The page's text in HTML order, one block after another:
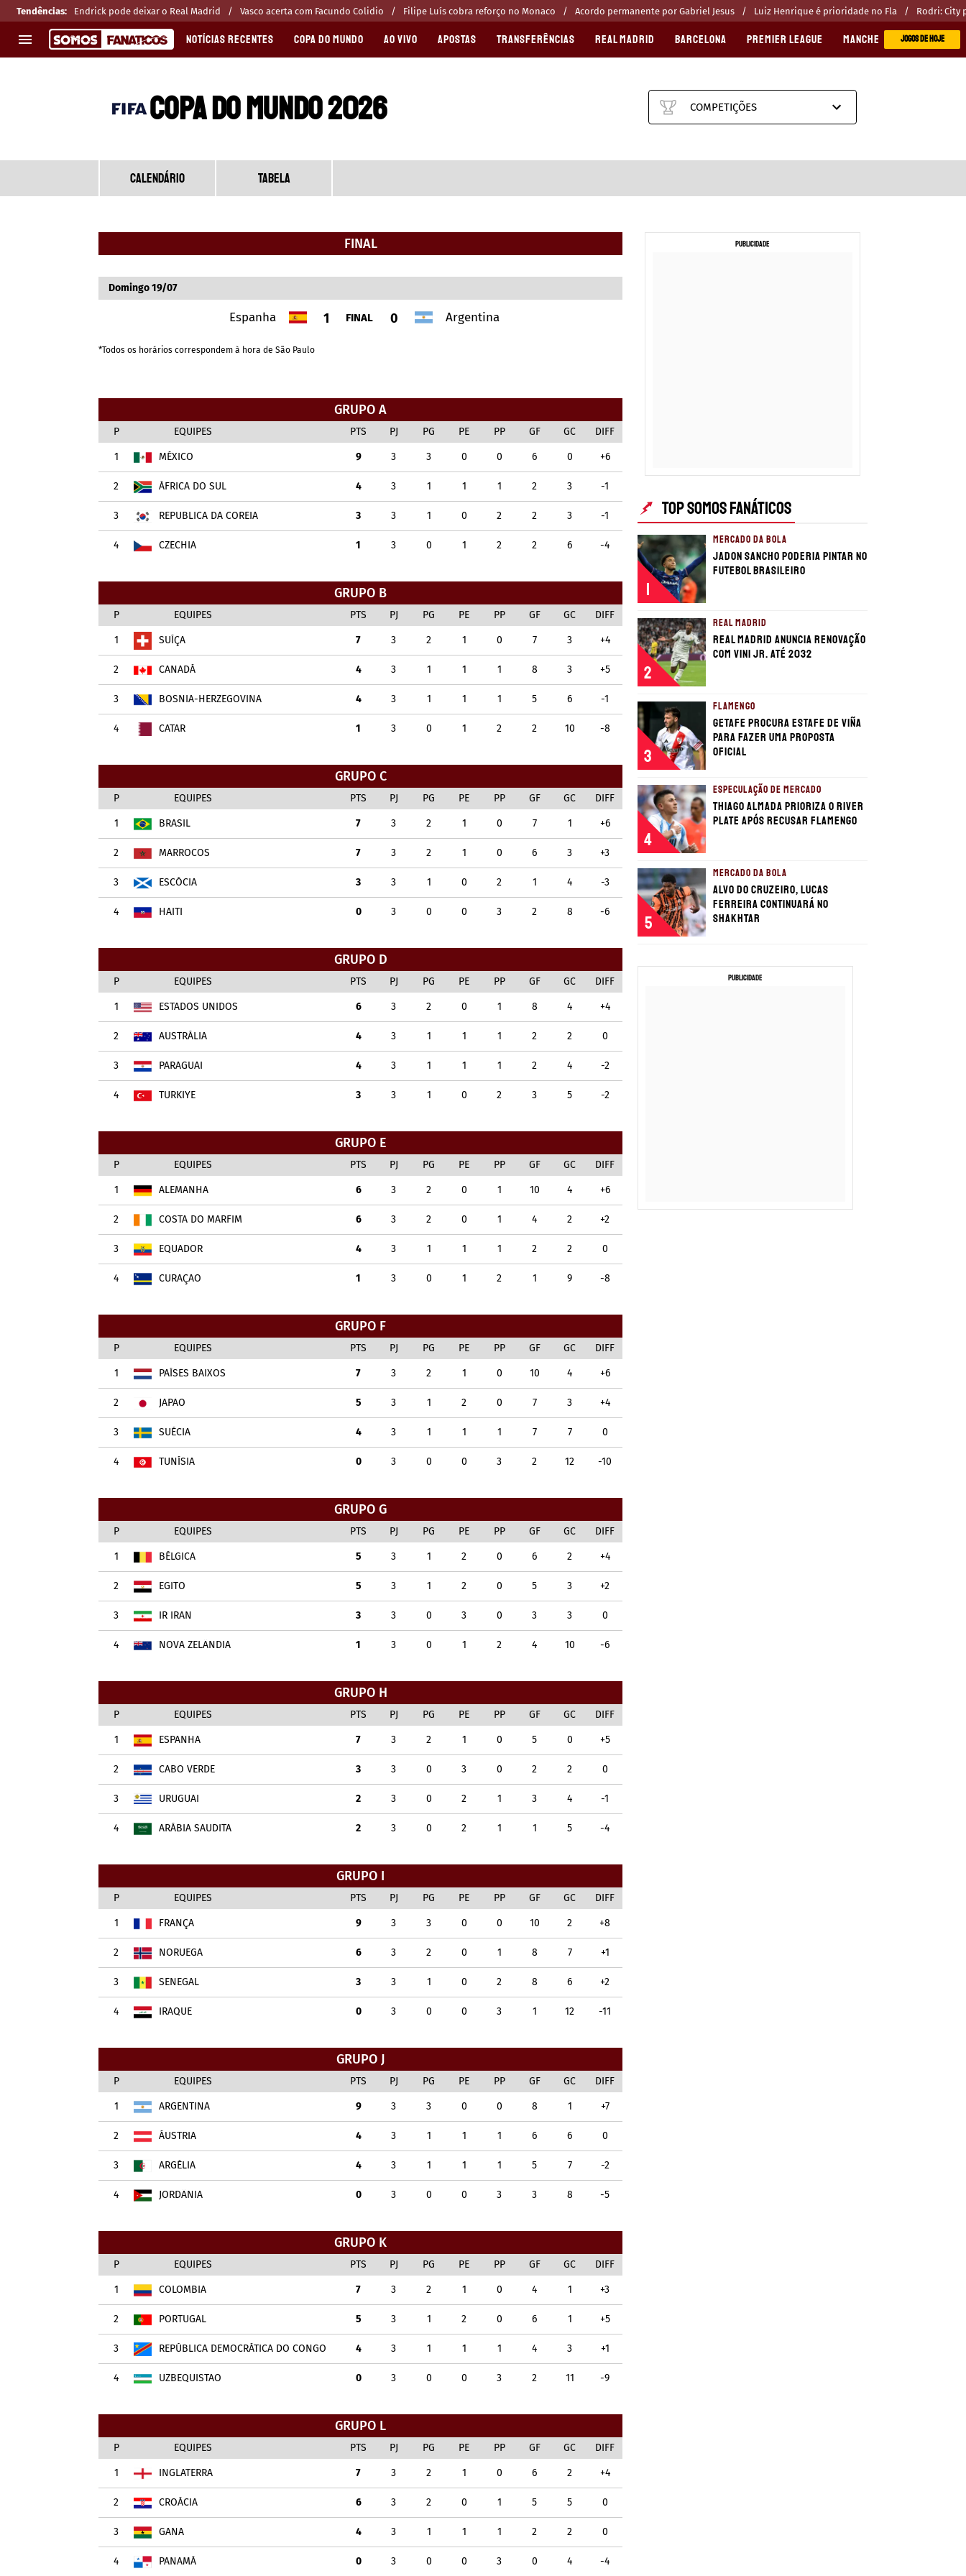
Tendências: Endrick pode deixar o Real Madrid Vasco acerta com Facundo Colidio Filipe Luís cobra reforço no Monaco Acordo permanente por Gabriel Jesus Luiz Henrique é prioridade no Fla Rodri: City
NOTÍCIAS RECENTES COPA DO MUNDO AO VIVO APOSTAS TRANSFERÊNCIAS REAL MADRID BARCELONA PREMIER LEAGUE MANCHESTER CITYJOGOS DE HOJE
CHAMPIONS LEAGUE
SERIE A
EUROPA LEAGUE
Melhores sites de apostas 2025
CÓDIGOS e OFERTAS
APPS
COPA DO MUNDO 2026 COMPETIÇÕES
CALENDÁRIO TABELA
FINAL
Domingo 19/07
Espanha 1 FINAL 0 Argentina
*Todos os horários correspondem à hora de São Paulo
GRUPO A
P EQUIPES PTS PJ PG PE PP GF GC DIFF
1 MÉXICO 9 3 3 0 0 6 0 +6
2 ÁFRICA DO SUL 4 3 1 1 1 2 3 -1
3 REPUBLICA DA COREIA 3 3 1 0 2 2 3 -1
4 CZECHIA 1 3 0 1 2 2 6 -4
GRUPO B
P EQUIPES PTS PJ PG PE PP GF GC DIFF
1 SUÍÇA 7 3 2 1 0 7 3 +4
2 CANADÁ 4 3 1 1 1 8 3 +5
3 BOSNIA-HERZEGOVINA 4 3 1 1 1 5 6 -1
4 CATAR 1 3 0 1 2 2 10 -8
GRUPO C
P EQUIPES PTS PJ PG PE PP GF GC DIFF
1 BRASIL 7 3 2 1 0 7 1 +6
2 MARROCOS 7 3 2 1 0 6 3 +3
3 ESCÓCIA 3 3 1 0 2 1 4 -3
4 HAITI 0 3 0 0 3 2 8 -6
GRUPO D
P EQUIPES PTS PJ PG PE PP GF GC DIFF
1 ESTADOS UNIDOS 6 3 2 0 1 8 4 +4
2 AUSTRÁLIA 4 3 1 1 1 2 2 0
3 PARAGUAI 4 3 1 1 1 2 4 -2
4 TÜRKIYE 3 3 1 0 2 3 5 -2
GRUPO E
P EQUIPES PTS PJ PG PE PP GF GC DIFF
1 ALEMANHA 6 3 2 0 1 10 4 +6
2 COSTA DO MARFIM 6 3 2 0 1 4 2 +2
3 EQUADOR 4 3 1 1 1 2 2 0
4 CURAÇAO 1 3 0 1 2 1 9 -8
GRUPO F
P EQUIPES PTS PJ PG PE PP GF GC DIFF
1 PAÍSES BAIXOS 7 3 2 1 0 10 4 +6
2 JAPÃO 5 3 1 2 0 7 3 +4
3 SUÉCIA 4 3 1 1 1 7 7 0
4 TUNÍSIA 0 3 0 0 3 2 12 -10
GRUPO G
P EQUIPES PTS PJ PG PE PP GF GC DIFF
1 BÉLGICA 5 3 1 2 0 6 2 +4
2 EGITO 5 3 1 2 0 5 3 +2
3 IR IRAN 3 3 0 3 0 3 3 0
4 NOVA ZELÂNDIA 1 3 0 1 2 4 10 -6
GRUPO H
P EQUIPES PTS PJ PG PE PP GF GC DIFF
1 ESPANHA 7 3 2 1 0 5 0 +5
2 CABO VERDE 3 3 0 3 0 2 2 0
3 URUGUAI 2 3 0 2 1 3 4 -1
4 ARÁBIA SAUDITA 2 3 0 2 1 1 5 -4
GRUPO I
P EQUIPES PTS PJ PG PE PP GF GC DIFF
1 FRANÇA 9 3 3 0 0 10 2 +8
2 NORUEGA 6 3 2 0 1 8 7 +1
3 SENEGAL 3 3 1 0 2 8 6 +2
4 IRAQUE 0 3 0 0 3 1 12 -11
GRUPO J
P EQUIPES PTS PJ PG PE PP GF GC DIFF
1 ARGENTINA 9 3 3 0 0 8 1 +7
2 ÁUSTRIA 4 3 1 1 1 6 6 0
3 ARGÉLIA 4 3 1 1 1 5 7 -2
4 JORDÂNIA 0 3 0 0 3 3 8 -5
GRUPO K
P EQUIPES PTS PJ PG PE PP GF GC DIFF
1 COLOMBIA 7 3 2 1 0 4 1 +3
2 PORTUGAL 5 3 1 2 0 6 1 +5
3 REPÚBLICA DEMOCRÁTICA DO CONGO 4 3 1 1 1 4 3 +1
4 UZBEQUISTÃO 0 3 0 0 3 2 11 -9
GRUPO L
P EQUIPES PTS PJ PG PE PP GF GC DIFF
1 INGLATERRA 7 3 2 1 0 6 2 +4
2 CROÁCIA 6 3 2 0 1 5 5 0
3 GANA 4 3 1 1 1 2 2 0
4 PANAMÁ 0 3 0 0 3 0 4 -4
TOP SOMOS FANÁTICOS
1
MERCADO DA BOLA
Jadon Sancho poderia pintar no
futebol brasileiro
2
REAL MADRID
Real Madrid anuncia renovação
com Vini Jr. até 2032
3
FLAMENGO
Getafe procura estafe de Viña
para fazer uma proposta
oficial
4
ESPECULAÇÃO DE MERCADO
Thiago Almada prioriza o River
Plate após recusar Flamengo
5
MERCADO DA BOLA
Alvo do Cruzeiro, Lucas
Ferreira continuará no
Shakhtar